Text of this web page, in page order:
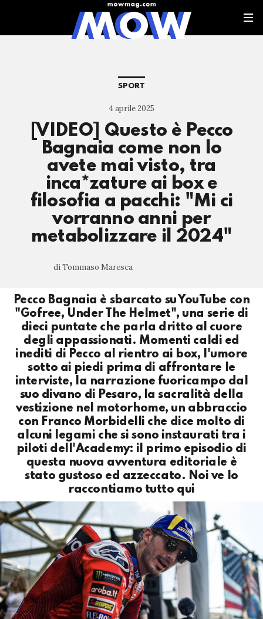
SPORT
4 aprile 2025
[VIDEO] Questo è Pecco
Bagnaia come non lo
avete mai visto, tra
inca*zature ai box e
filosofia a pacchi: "Mi ci
vorranno anni per
metabolizzare il 2024"
di Tommaso Maresca
Pecco Bagnaia è sbarcato su YouTube con
"Gofree, Under The Helmet", una serie di
dieci puntate che parla dritto al cuore
degli appassionati. Momenti caldi ed
inediti di Pecco al rientro ai box, l'umore
sotto ai piedi prima di affrontare le
interviste, la narrazione fuoricampo dal
suo divano di Pesaro, la sacralità della
vestizione nel motorhome, un abbraccio
con Franco Morbidelli che dice molto di
alcuni legami che si sono instaurati tra i
piloti dell'Academy: il primo episodio di
questa nuova avventura editoriale è
stato gustoso ed azzeccato. Noi ve lo
raccontiamo tutto qui